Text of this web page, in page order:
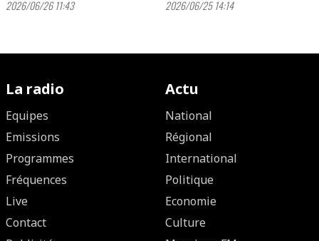
2026/06/26 11:43 2026/06/25 14:14
La radio
Equipes
Emissions
Programmes
Fréquences
Live
Contact
Actu
National
Régional
International
Politique
Economie
Culture